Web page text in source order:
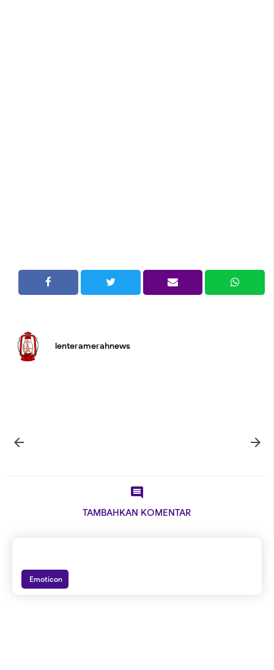
lenteramerahnews
 

TAMBAHKAN KOMENTAR
Emoticon